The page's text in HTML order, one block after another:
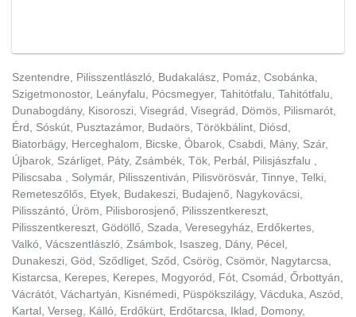
Szentendre, Pilisszentlászló, Budakalász, Pomáz, Csobánka,
Szigetmonostor, Leányfalu, Pócsmegyer, Tahitótfalu, Tahitótfalu,
Dunabogdány, Kisoroszi, Visegrád, Visegrád, Dömös, Pilismarót,
Érd, Sóskút, Pusztazámor, Budaörs, Törökbálint, Diósd,
Biatorbágy, Herceghalom, Bicske, Óbarok, Csabdi, Mány, Szár,
Újbarok, Szárliget, Páty, Zsámbék, Tök, Perbál, Pilisjászfalu ,
Piliscsaba , Solymár, Pilisszentiván, Pilisvörösvár, Tinnye, Telki,
Remeteszőlős, Etyek, Budakeszi, Budajenő, Nagykovácsi,
Pilisszántó, Üröm, Pilisborosjenő, Pilisszentkereszt,
Pilisszentkereszt, Gödöllő, Szada, Veresegyház, Erdőkertes,
Valkó, Vácszentlászló, Zsámbok, Isaszeg, Dány, Pécel,
Dunakeszi, Göd, Sződliget, Sződ, Csörög, Csömör, Nagytarcsa,
Kistarcsa, Kerepes, Kerepes, Mogyoród, Fót, Csomád, Őrbottyán,
Vácrátót, Váchartyán, Kisnémedi, Püspökszilágy, Vácduka, Aszód,
Kartal, Verseg, Kálló, Erdőkürt, Erdőtarcsa, Iklad, Domony,